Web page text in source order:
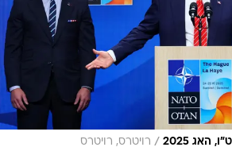
2025
/ רויטרס, רויטרס